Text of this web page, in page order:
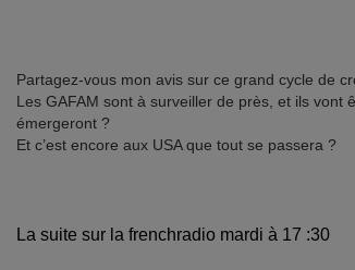
Partagez-vous mon avis sur ce grand cycle de
Les GAFAM sont à surveiller de près, et ils vont
émergeront ?
Et c’est encore aux USA que tout se passera ?
La suite sur la frenchradio mardi à 17 :30